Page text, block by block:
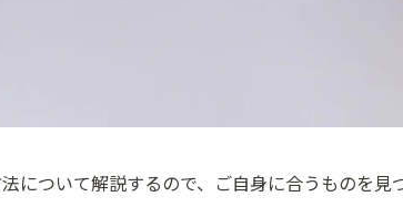
について解説するので、ご自身に合うものを見